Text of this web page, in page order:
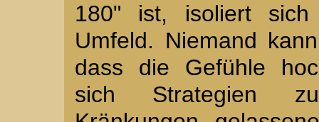
180" ist, isoliert
Umfeld. Niemand
dass die Gefühle
sich Strategien